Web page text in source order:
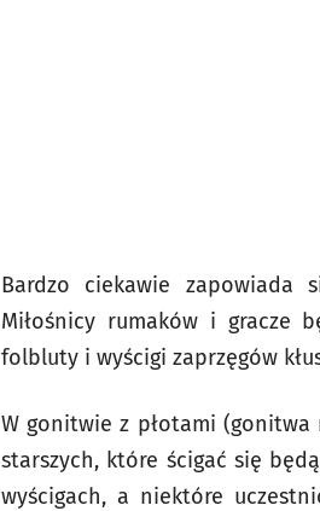
Bardzo ciekawie zapowiada
Miłośnicy rumaków i gracze
folbluty i wyścigi zaprzęgów
W gonitwie z płotami
starszych, które ścigać się
wyścigach, a niektóre